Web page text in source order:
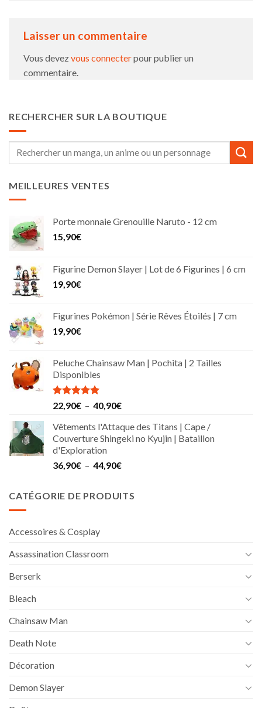
Laisser un commentaire
Vous devezvous connecterpour publier un
commentaire.
RECHERCHER SUR LA BOUTIQUE
Recherche
MEILLEURES VENTES
Porte monnaie Grenouille Naruto - 12 cm
15,90€
Figurine Demon Slayer | Lot de 6 Figurines | 6 cm
19,90€
Figurines Pokémon | Série Rêves Étoilés | 7 cm
19,90€
Peluche Chainsaw Man | Pochita | 2 Tailles
Disponibles
Note5.00
sur 5
22,90€ – 40,90€Plage
prix :
22,90€
40,90€
Vêtements l'Attaque des Titans | Cape /
Couverture Shingeki no Kyujin | Bataillon
d'Exploration
36,90€ – 44,90€Plage
36,90€
CATÉGORIE DE PRODUITS
Accessoires & Cosplay
Assassination Classroom
Berserk
Bleach
Chainsaw Man
Death Note
Décoration
Demon Slayer